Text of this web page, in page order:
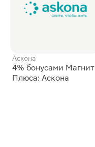
Аскона
4% бонусами Магнит
Плюса: Аскона